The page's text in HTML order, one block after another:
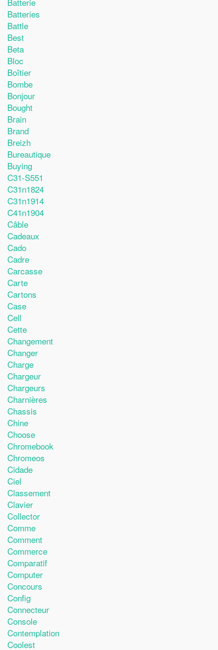
Batteries
Battle
Best
Beta
Bloc
Boîtier
Bombe
Bonjour
Bought
Brain
Brand
Breizh
Bureautique
Buying
C31-S551
C31n1824
C31n1914
C41n1904
Câble
Cadeaux
Cado
Cadre
Carcasse
Carte
Cartons
Case
Cell
Cette
Changement
Changer
Charge
Chargeur
Chargeurs
Charnières
Chassis
Chine
Choose
Chromebook
Chromeos
Cidade
Ciel
Classement
Clavier
Collector
Comme
Comment
Commerce
Comparatif
Computer
Concours
Config
Connecteur
Console
Contemplation
Coolest